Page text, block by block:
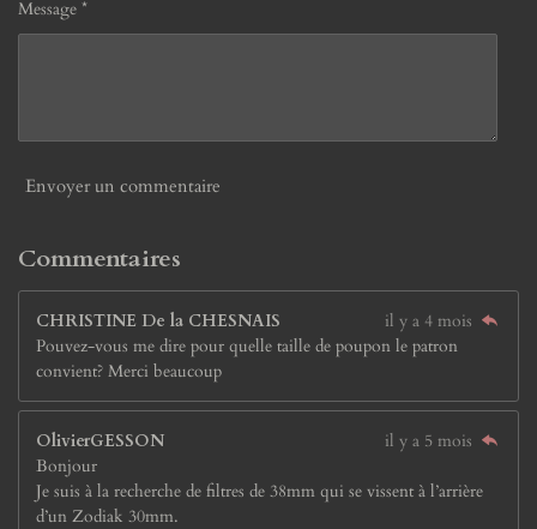
Message *
Envoyer un commentaire
Commentaires
CHRISTINE De la CHESNAIS
il y a 4 mois
Pouvez-vous me dire pour quelle taille de poupon le patron
convient? Merci beaucoup
OlivierGESSON
il y a 5 mois
Bonjour
Je suis à la recherche de filtres de 38mm qui se vissent à l’arrière
d’un Zodiak 30mm.